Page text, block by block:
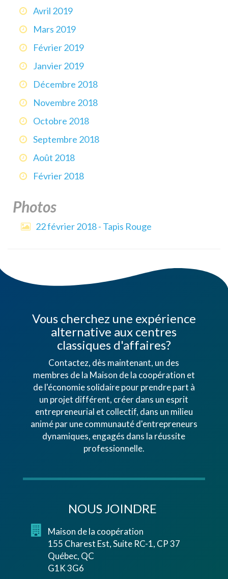
Avril 2019
Mars 2019
Février 2019
Janvier 2019
Décembre 2018
Novembre 2018
Octobre 2018
Septembre 2018
Août 2018
Février 2018
Photos
22 février 2018 - Tapis Rouge
Vous cherchez une expérience
alternative aux centres
classiques d'affaires?
Contactez, dès maintenant, un des
membres de la Maison de la coopération et
de l'économie solidaire pour prendre part à
un projet différent, créer dans un esprit
entrepreneurial et collectif, dans un milieu
animé par une communauté d'entrepreneurs
dynamiques, engagés dans la réussite
professionnelle.
NOUS JOINDRE
Maison de la coopération
155 Charest Est, Suite RC-1, CP 37
Québec, QC
G1K 3G6